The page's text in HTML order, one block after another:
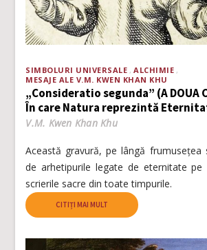
SIMBOLURI UNIVERSALE
ALCHIMIE
MESAJE ALE V.M. KWEN KHAN KHU
„Consideratio segunda” (A DOUA
În care Natura reprezintă
V.M. Kwen Khan Khu
Această gravură, pe lângă frumusețea
de arhetipurile legate de eternitate
scrierile sacre din toate timpurile.
CITIȚI MAI MULT